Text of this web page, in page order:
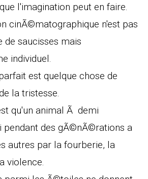
l'imagination peut en faire.
cinÃ©matographique n'est pas
de saucisses mais
individuel.
est quelque chose de
la tristesse.
qu'un animal Ã demi
pendant des gÃ©nÃ©rations a
autres par la fourberie, la
violence.